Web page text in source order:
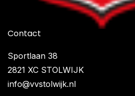
Contact
Sportlaan 38
2821 XC STOLWIJK
info@vvstolwijk.nl